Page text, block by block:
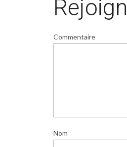
Commentaire
Nom